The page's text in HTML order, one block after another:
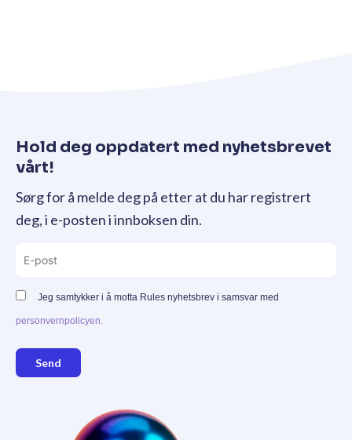
Hold deg oppdatert med nyhetsbrevet
vårt!
Sørg for å melde deg på etter at du har registrert
deg, i e-posten i innboksen din.
Jeg samtykker i å motta Rules nyhetsbrev i samsvar med
personvernpolicyen.
Send